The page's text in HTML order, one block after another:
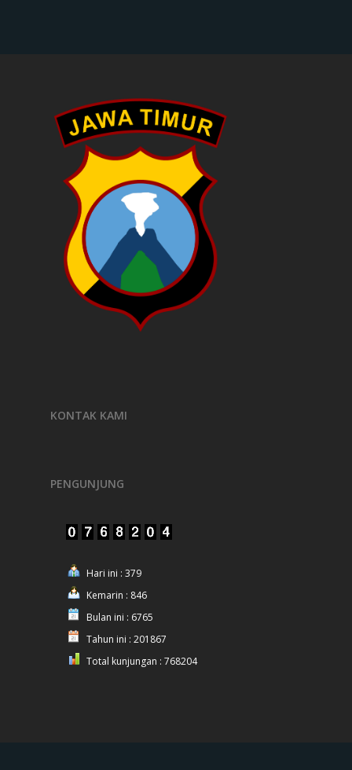
KONTAK KAMI
PENGUNJUNG
Hari ini : 379
Kemarin : 846
Bulan ini : 6765
Tahun ini : 201867
Total kunjungan : 768204